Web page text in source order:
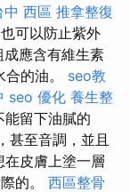
中 西區 推拿整復
可以防止紫外
成應含有維生素
的油。 seo教
seo 優化 養生整
留下油膩的
甚至音調，並且
皮膚上塗一層
的。 西區整骨